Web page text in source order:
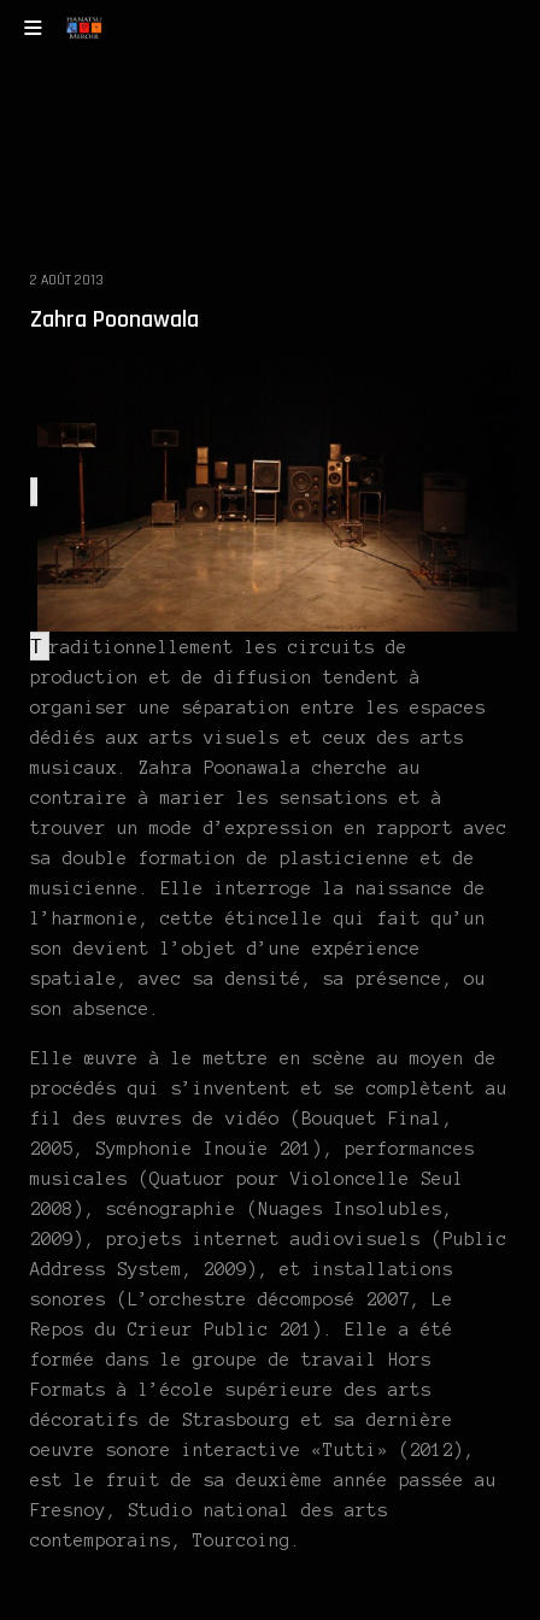
2 AOÛT 2013
Zahra Poonawala
T raditionnellement les circuits de
production et de diffusion tendent à
organiser une séparation entre les espaces
dédiés aux arts visuels et ceux des arts
musicaux. Zahra Poonawala cherche au
contraire à marier les sensations et à
trouver un mode d’expression en rapport avec
sa double formation de plasticienne et de
musicienne. Elle interroge la naissance de
l’harmonie, cette étincelle qui fait qu’un
son devient l’objet d’une expérience
spatiale, avec sa densité, sa présence, ou
son absence.
Elle œuvre à le mettre en scène au moyen de
procédés qui s’inventent et se complètent au
fil des œuvres de vidéo (Bouquet Final,
2005, Symphonie Inouïe 201), performances
musicales (Quatuor pour Violoncelle Seul
2008), scénographie (Nuages Insolubles,
2009), projets internet audiovisuels (Public
Address System, 2009), et installations
sonores (L’orchestre décomposé 2007, Le
Repos du Crieur Public 201). Elle a été
formée dans le groupe de travail Hors
Formats à l’école supérieure des arts
décoratifs de Strasbourg et sa dernière
oeuvre sonore interactive «Tutti» (2012),
est le fruit de sa deuxième année passée au
Fresnoy, Studio national des arts
contemporains, Tourcoing.